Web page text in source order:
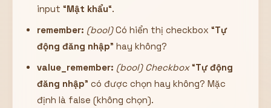
input “Mật khẩu“.
remember: (bool)Có hiển thị checkbox “Tự
động đăng nhập” hay không?
value_remember: (bool) Checkbox“Tự động
đăng nhập” có được chọn hay không? Mặc
định là false (không chọn).